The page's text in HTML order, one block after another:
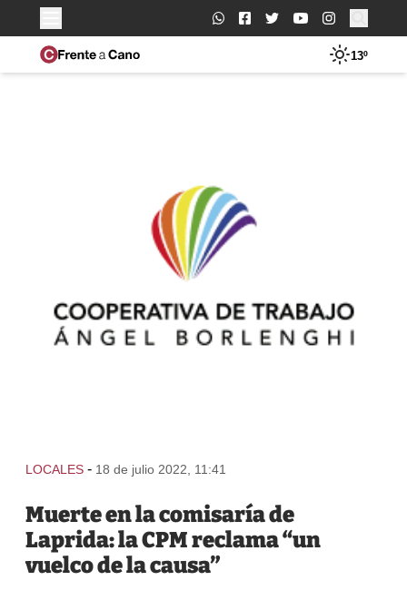
Buscar:
13º
LOCALES - 18 de julio 2022, 11:41
Muerte en la comisaría de
Laprida: la CPM reclama “un
vuelco de la causa”